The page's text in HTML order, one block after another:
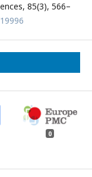
85(3), 566–
0